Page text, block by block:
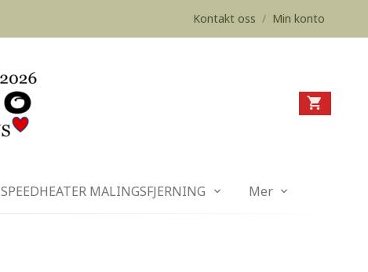
Kontakt oss / Min konto
SPEEDHEATER MALINGSFJERNING Mer